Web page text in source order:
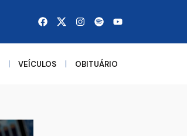
VEÍCULOS OBITUÁRIO